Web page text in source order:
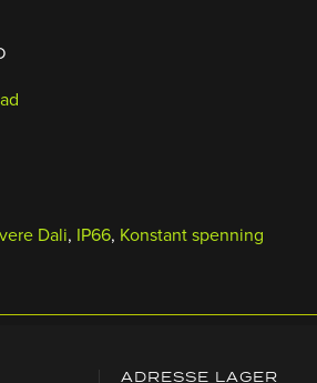
Dali, IP66, Konstant spenning
ADRESSE LAGER